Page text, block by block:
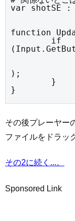
var shotSE :
function
);
}
その後プレーヤー
ファイルをドラッ
その2に続く...。
Sponsored Link